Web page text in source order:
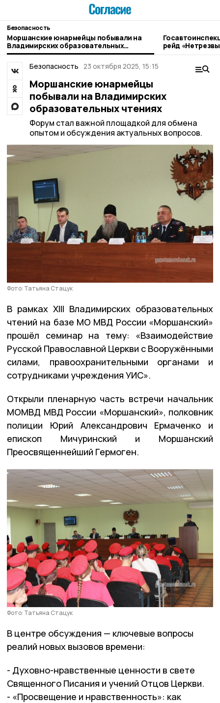
Безопасность
Моршанские юнармейцы побывали на
Владимирских образовательных
чтениях
рейд
Безопасность 23 октября 2025, 15:15
Моршанские юнармейцы
побывали на Владимирских
образовательных чтениях
Форум стал важной площадкой для обмена
опытом и обсуждения актуальных вопросов.
Фото: Татьяна Стацук
В рамках XIII Владимирских образовательных
чтений на базе МО МВД России «Моршанский»
прошёл семинар на тему: «Взаимодействие
Русской Православной Церкви с Вооружёнными
силами, правоохранительными органами и
сотрудниками учреждения УИС».
Открыли пленарную часть встречи начальник
МОМВД МВД России «Моршанский», полковник
полиции Юрий Александрович Ермаченко и
епископ Мичуринский и Моршанский
Преосвященнейший Гермоген.
Фото: Татьяна Стацук
В центре обсуждения — ключевые вопросы
реалий новых вызовов времени:
- Духовно-нравственные ценности в свете
Священного Писания и учений Отцов Церкви.
- «Просвещение и нравственность»: как